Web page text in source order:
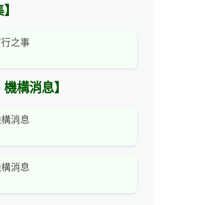
之事
機構消息】
消息
消息